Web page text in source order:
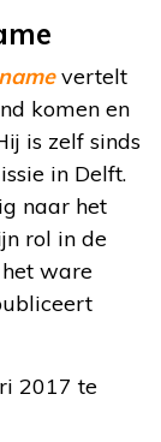
vertelt
komen en
is zelf sinds
in Delft.
naar het
rol in de
ware
2017 te